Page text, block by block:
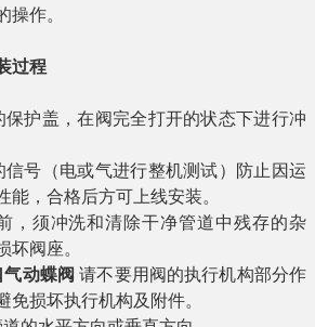
操作。
过程
保护盖，在阀完全打开的状态下进行冲
信号（电或气进行整机测试）防止因运
能，合格后方可上线安装。
，须冲洗和清除干净管道中残存的杂
坏阀座。
气动蝶阀 请不要用阀的执行机构部分作
免损坏执行机构及附件。